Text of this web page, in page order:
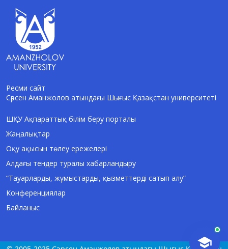
Ресми сайт
Сәрсен Аманжолов атындағы Шығыс Қазақстан университеті
ШҚУ Ақпараттық білім беру порталы
Жаңалықтар
Оқу ақысын төлеу ережелері
Алдағы тендер туралы хабарландыру
“Тауарларды, жұмыстарды, қызметтерді сатып алу”
Конференциялар
Байланыс
AI-Talapker
Сәлем! Мен AI-Talapker — Сәрсен
Аманжолов атындағы Шығыс Қазақстан
университеті (ШҚУ) көмекшісімін.
Бакалавриат, магистратура, докторантура